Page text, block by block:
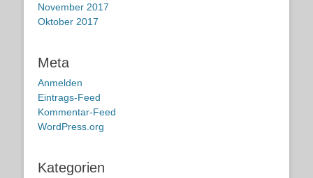
November 2017
Oktober 2017
Meta
Anmelden
Eintrags-Feed
Kommentar-Feed
WordPress.org
Kategorien